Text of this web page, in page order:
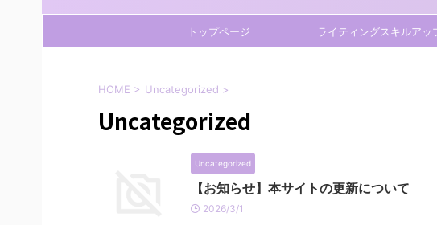
トップページ ライティングスキルアッ
HOME > Uncategorized >
Uncategorized
Uncategorized
【お知らせ】本サイトの更新について
2026/3/1